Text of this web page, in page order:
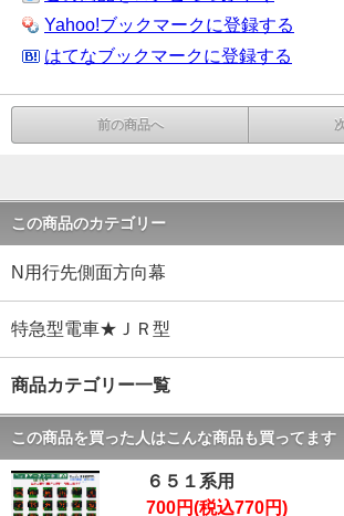
Yahoo!ブックマークに登録する
はてなブックマークに登録する
前の商品へ
この商品のカテゴリー
N用行先側面方向幕
特急型電車★ＪＲ型
商品カテゴリー一覧
この商品を買った人はこんな商品も買ってます
６５１系用
700円(税込770円)